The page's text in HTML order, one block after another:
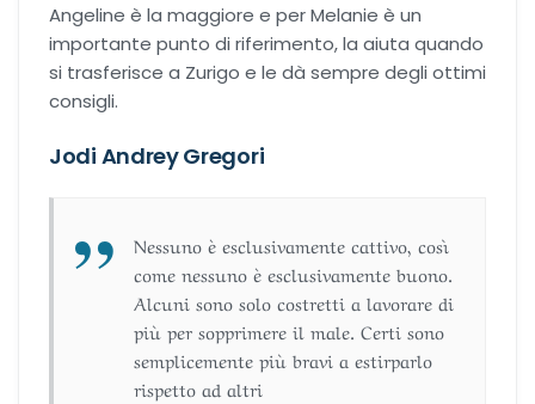
Angeline è la maggiore e per Melanie è un
importante punto di riferimento, la aiuta quando
si trasferisce a Zurigo e le dà sempre degli ottimi
consigli.
Jodi Andrey Gregori
Nessuno è esclusivamente cattivo, così
come nessuno è esclusivamente buono.
Alcuni sono solo costretti a lavorare di
più per sopprimere il male. Certi sono
semplicemente più bravi a estirparlo
rispetto ad altri